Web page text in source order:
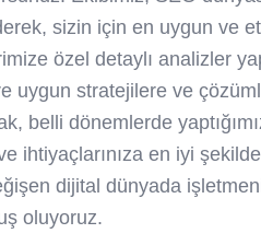
sizin için en uygun ve
özel detaylı analizler
uygun stratejilere ve
belli dönemlerde
ihtiyaçlarınıza en iyi
dijital dünyada
oluyoruz.